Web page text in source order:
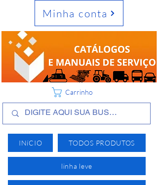
INíCIO TODOS PRODUTOS
linha leve
Minha conta
Carrinho